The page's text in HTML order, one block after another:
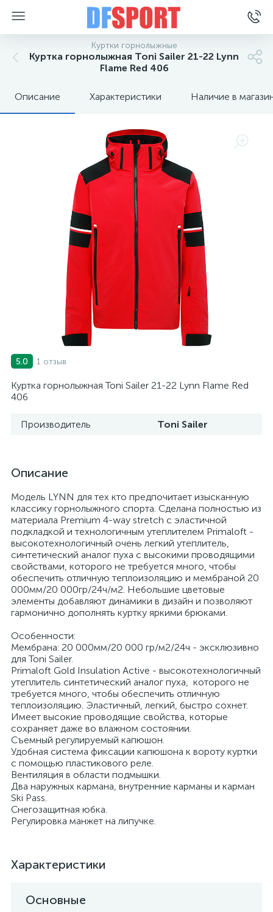
Куртки горнолыжные
Куртка горнолыжная Toni Sailer 21-22 Lynn
Flame Red 406
Описание Характеристики Наличие в
5.0 1 отзыв
Куртка горнолыжная Toni Sailer 21-22 Lynn Flame Red
406
Производитель Toni Sailer
Описание
Модель LYNN для тех кто предпочитает изысканную
классику горнолыжного спорта. Сделана полностью из
материала Premium 4-way stretch с эластичной
подкладкой и технологичным утеплителем Primaloft -
высокотехнологичный очень легкий утеплитель,
синтетический аналог пуха с высокими проводящими
свойствами, которого не требуется много, чтобы
обеспечить отличную теплоизоляцию и мембраной 20
000мм/20 000гр/24ч/м2. Небольшие цветовые
элементы добавляют динамики в дизайн и позволяют
гармонично дополнять куртку яркими брюками.
Особенности:
Мембрана: 20 000мм/20 000 гр/м2/24ч - эксклюзивно
для Toni Sailer.
Primaloft Gold Insulation Active - высокотехнологичный
утеплитель синтетический аналог пуха, которого не
требуется много, чтобы обеспечить отличную
теплоизоляцию. Эластичный, легкий, быстро сохнет.
Имеет высокие проводящие свойства, которые
сохраняет даже во влажном состоянии.
Съемный регулируемый капюшон.
Удобная система фиксации капюшона к вороту куртки
с помощью пластикового реле.
Вентиляция в области подмышки.
Два наружных кармана, внутренние карманы и карман
Ski Pass.
Снегозащитная юбка.
Регулировка манжет на липучке.
Характеристики
Основные